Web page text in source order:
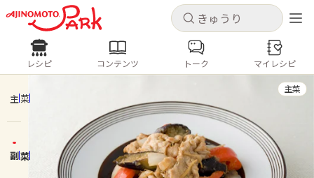
キャンセル
ログインするとレシピを保存できます
新規登録
ホーム
キャンセル
レシピ コンテンツ
人気の食材・レシピ
きゅうり なす トマト
とうもろこし
レシピ コンテンツ トーク マイレシピ
主菜
副菜
主菜